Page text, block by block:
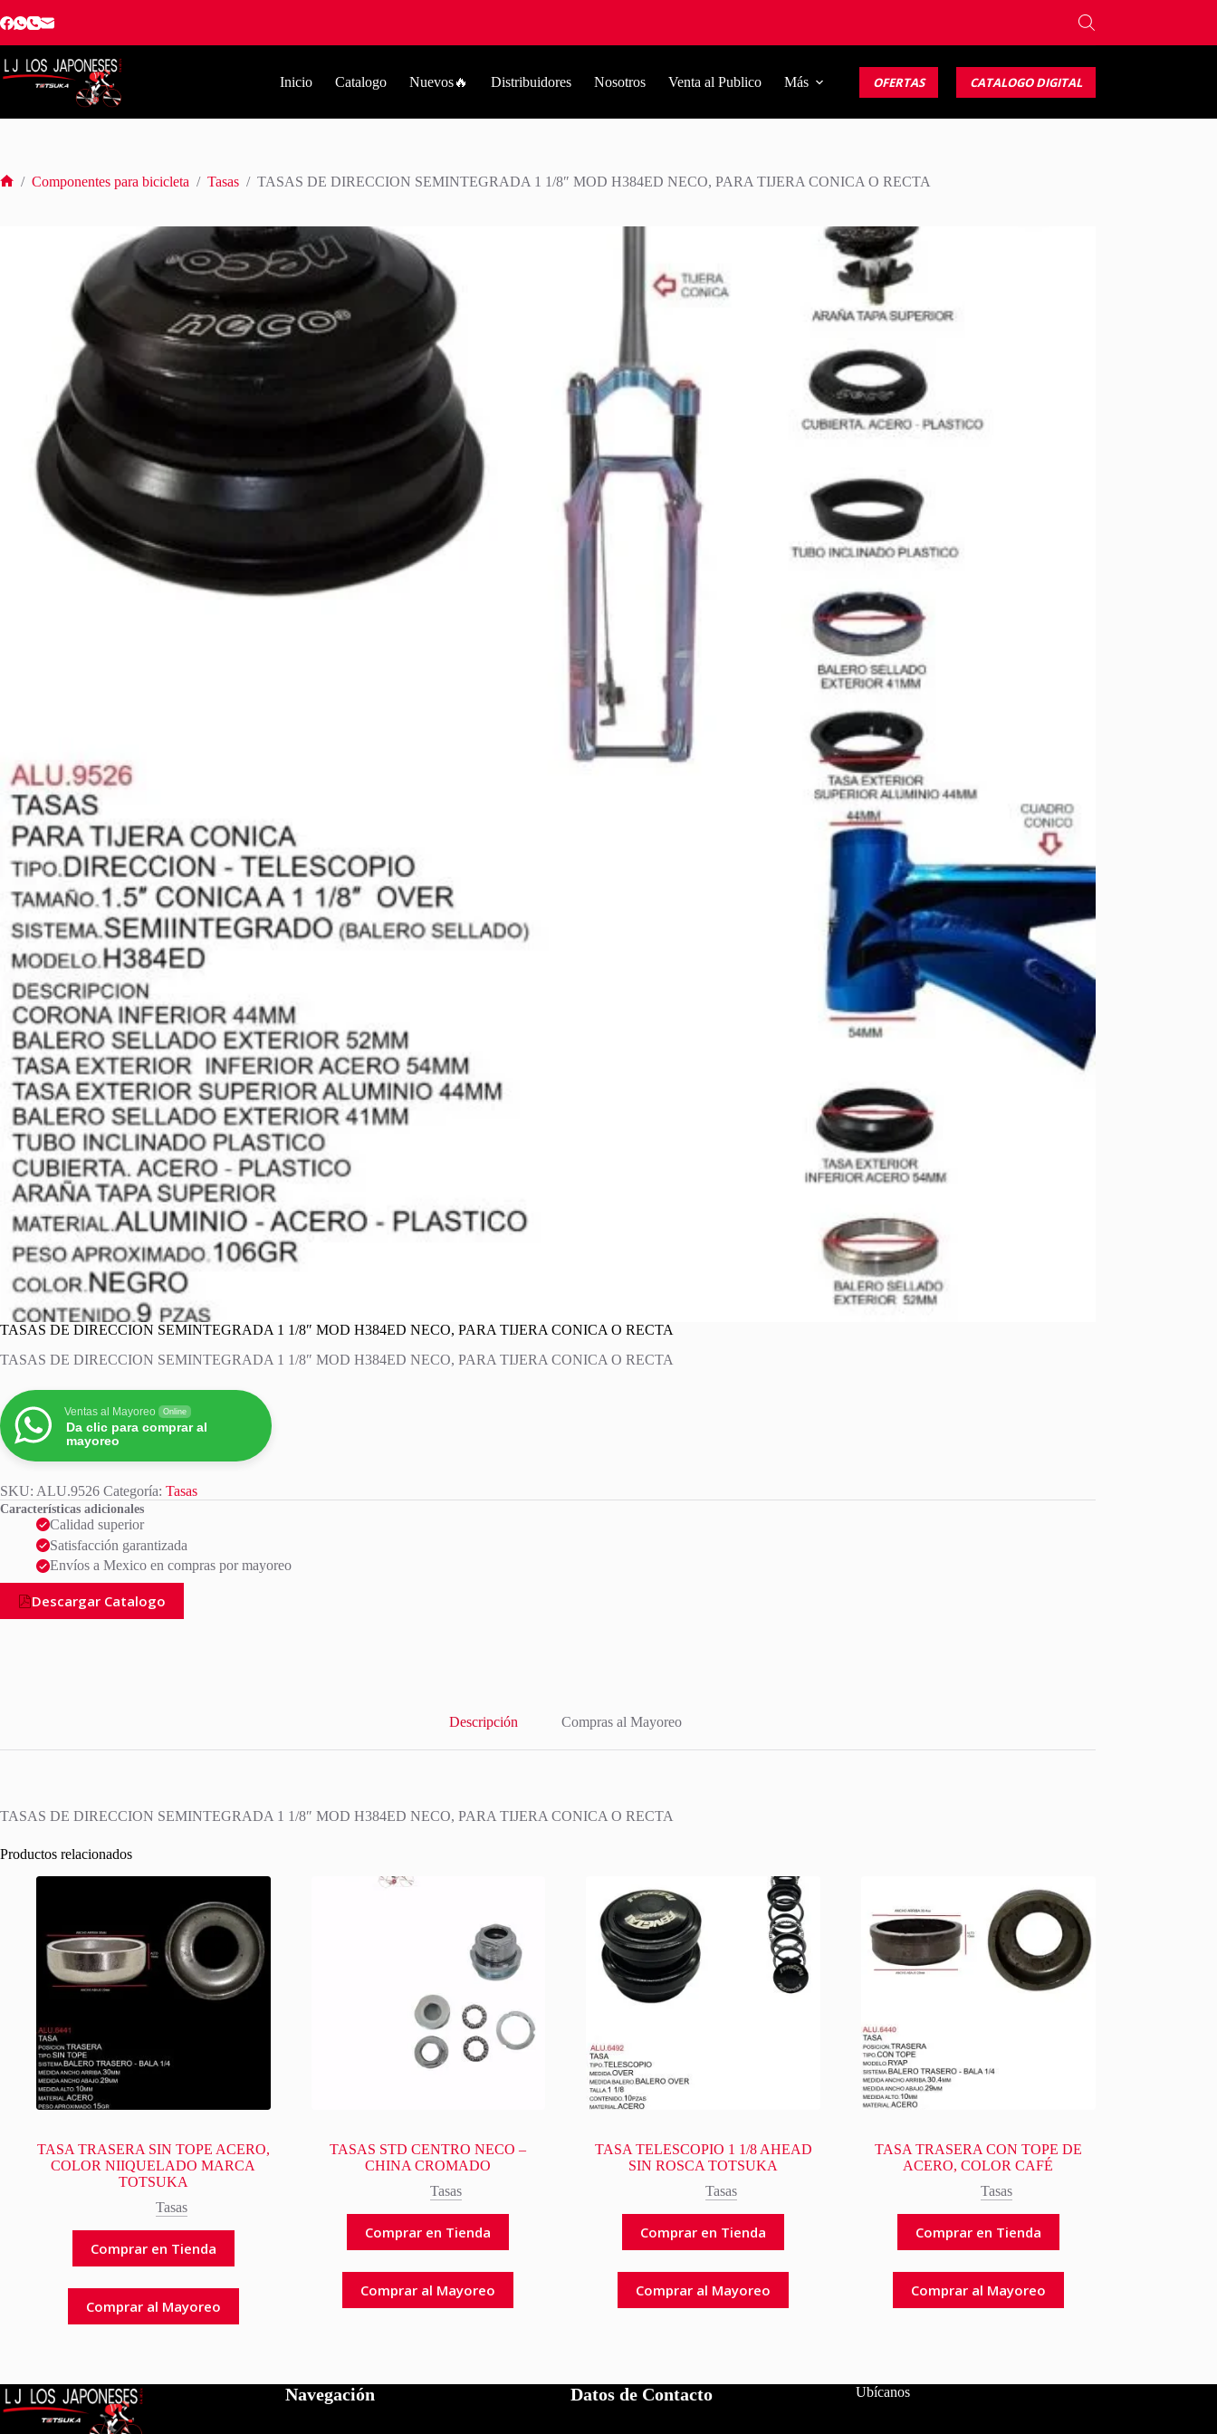
al
Inicio Catalogo Nuevos🔥 Distribuidores Nosotros Venta al Publico Más OFERTAS CATALOGO DIGITAL
/ Componentes para bicicleta / Tasas / TASAS DE DIRECCION SEMINTEGRADA 1 1/8″ MOD H384ED NECO, PARA TIJERA CONICA O RECTA
TASAS DE DIRECCION SEMINTEGRADA 1 1/8″ MOD H384ED NECO, PARA TIJERA CONICA O RECTA
TASAS DE DIRECCION SEMINTEGRADA 1 1/8″ MOD H384ED NECO, PARA TIJERA CONICA O RECTA
Ventas al Mayoreo Online
Da clic para comprar al
mayoreo
SKU: ALU.9526 Categoría: Tasas
Características adicionales
Calidad superior
Satisfacción garantizada
Envíos a Mexico en compras por mayoreo
Descargar Catalogo
Descripción Compras al Mayoreo
TASAS DE DIRECCION SEMINTEGRADA 1 1/8″ MOD H384ED NECO, PARA TIJERA CONICA O RECTA
Productos relacionados
TASA TRASERA SIN TOPE ACERO,
COLOR NIIQUELADO MARCA
TOTSUKA
Tasas
Comprar en Tienda
Comprar al Mayoreo
TASAS STD CENTRO NECO –
CHINA CROMADO
Tasas
Comprar en Tienda
Comprar al Mayoreo
TASA TELESCOPIO 1 1/8 AHEAD
SIN ROSCA TOTSUKA
Tasas
Comprar en Tienda
Comprar al Mayoreo
TASA TRASERA CON TOPE DE
ACERO, COLOR CAFÉ
Tasas
Comprar en Tienda
Comprar al Mayoreo
Navegación Datos de Contacto Ubícanos